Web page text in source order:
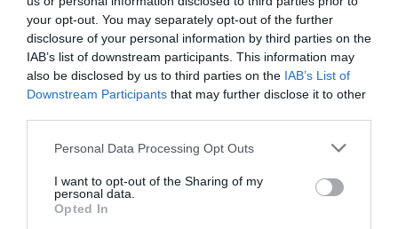
your opt-out. You may separately opt-out of the further
disclosure of your personal information by third parties on the
IAB’s list of downstream participants. This information may
also be disclosed by us to third parties on the IAB’s List of
Downstream Participants that may further disclose it to other
Personal Data Processing Opt Outs
I want to opt-out of the Sharing of my
personal data.
Opted In
Índex
Compartir
Imprimir